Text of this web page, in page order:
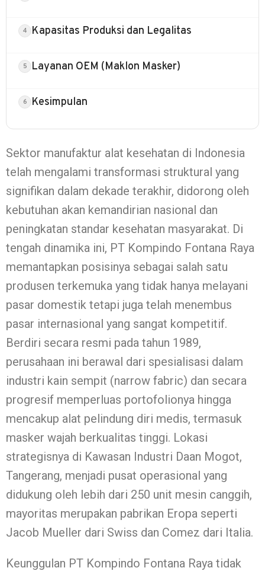
Kapasitas Produksi dan Legalitas
Layanan OEM (Maklon Masker)
Kesimpulan
Sektor manufaktur alat kesehatan di Indonesia
telah mengalami transformasi struktural yang
signifikan dalam dekade terakhir, didorong oleh
kebutuhan akan kemandirian nasional dan
peningkatan standar kesehatan masyarakat. Di
tengah dinamika ini, PT Kompindo Fontana Raya
memantapkan posisinya sebagai salah satu
produsen terkemuka yang tidak hanya melayani
pasar domestik tetapi juga telah menembus
pasar internasional yang sangat kompetitif.
Berdiri secara resmi pada tahun 1989,
perusahaan ini berawal dari spesialisasi dalam
industri kain sempit (narrow fabric) dan secara
progresif memperluas portofolionya hingga
mencakup alat pelindung diri medis, termasuk
masker wajah berkualitas tinggi. Lokasi
strategisnya di Kawasan Industri Daan Mogot,
Tangerang, menjadi pusat operasional yang
didukung oleh lebih dari 250 unit mesin canggih,
mayoritas merupakan pabrikan Eropa seperti
Jacob Mueller dari Swiss dan Comez dari Italia.
Keunggulan PT Kompindo Fontana Raya tidak